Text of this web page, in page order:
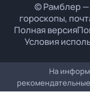
© Рамблер —
гороскопы,
Полная версия
Условия
На